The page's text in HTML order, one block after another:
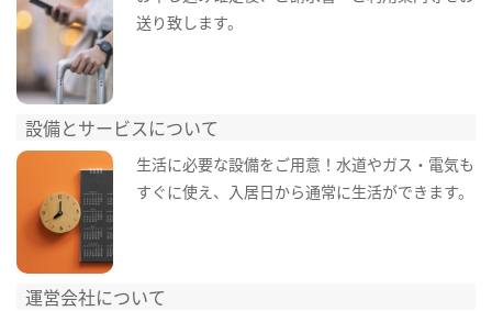
送り致します。
設備とサービスについて
生活に必要な設備をご用意！水道やガス・電気も
すぐに使え、入居日から通常に生活ができます。
運営会社について